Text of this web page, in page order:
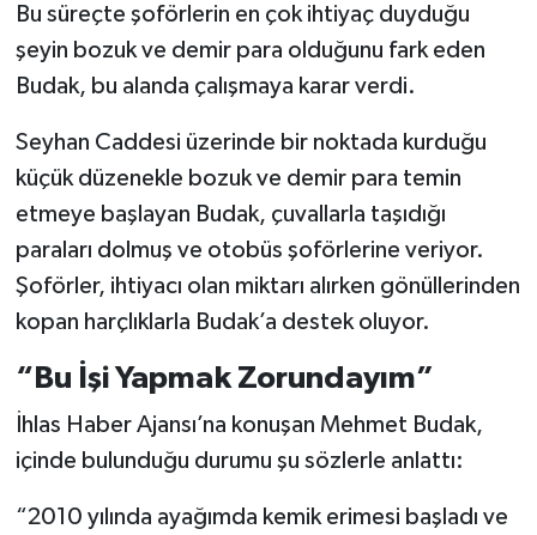
Bu süreçte şoförlerin en çok ihtiyaç duyduğu
şeyin bozuk ve demir para olduğunu fark eden
Budak, bu alanda çalışmaya karar verdi.
Seyhan Caddesi üzerinde bir noktada kurduğu
küçük düzenekle bozuk ve demir para temin
etmeye başlayan Budak, çuvallarla taşıdığı
paraları dolmuş ve otobüs şoförlerine veriyor.
Şoförler, ihtiyacı olan miktarı alırken gönüllerinden
kopan harçlıklarla Budak’a destek oluyor.
“Bu İşi Yapmak Zorundayım”
İhlas Haber Ajansı’na konuşan Mehmet Budak,
içinde bulunduğu durumu şu sözlerle anlattı:
“2010 yılında ayağımda kemik erimesi başladı ve